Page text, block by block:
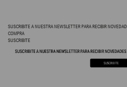
SUSCRIBITE A NUESTRA NEWSLETTER PARA RECIBIR
COMPRA
SUSCRIBITE